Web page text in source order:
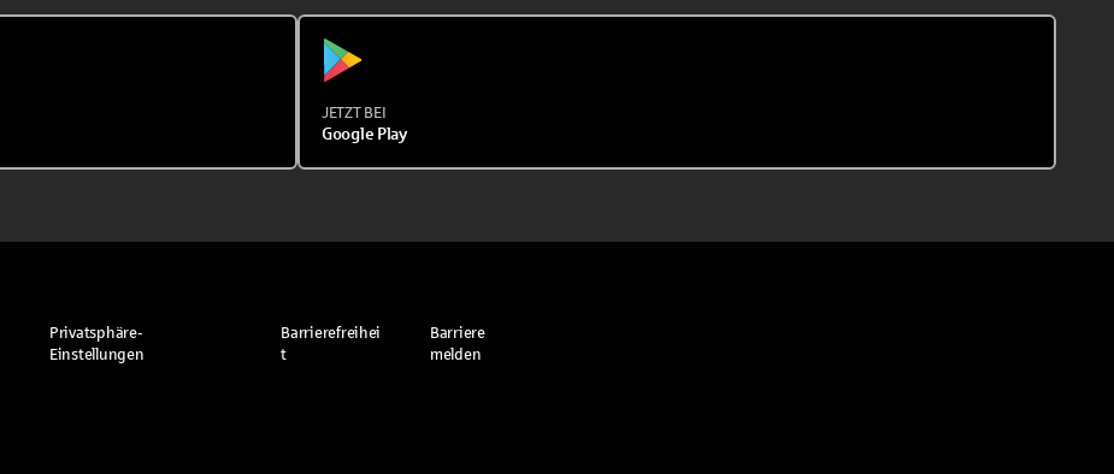
JETZT BEI
Google Play
Privatsphäre-
Einstellungen
Barrierefreihei
t
Barriere
melden